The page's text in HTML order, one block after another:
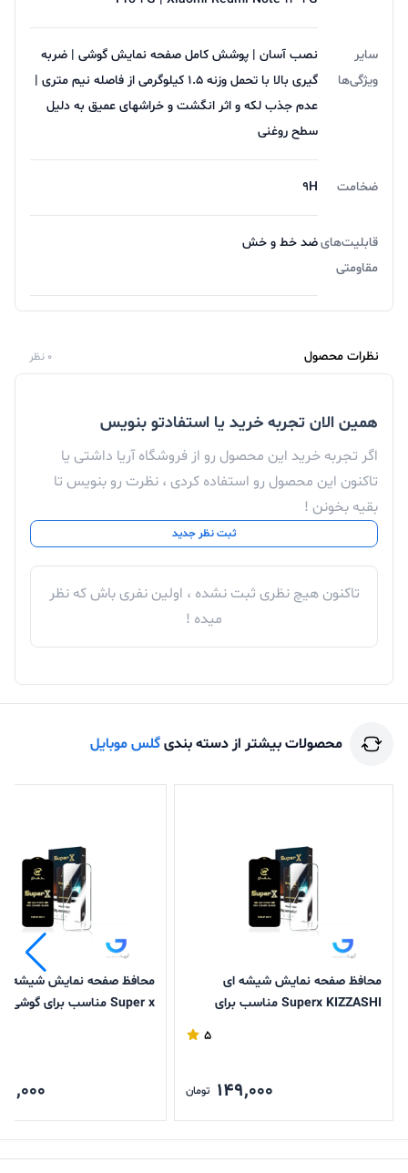
فروش لوازم جانبی موبایلبا پایین ترین قیمت در فروشگاه
اینترنتی آریا
محافظ صفحه نمایش SUPER-D
تجربه یه حس خوب از خرید ツ
سایر
ویژگی‌ها
نصب آسان | پوشش کامل صفحه نمایش گوشی | ضربه
گیری بالا با تحمل وزنه 1.5 کیلوگرمی از فاصله نیم متری |
عدم جذب لکه و اثر انگشت و خراشهای عمیق به دلیل
سطح روغنی
ضخامت 9H
قابلیت‌های
مقاومتی
ضد خط و خش
نظرات محصول 0 نظر
همین الان تجربه خرید یا استفادتو بنویس
اگر تجربه خرید این محصول رو از فروشگاه آریا داشتی یا
تاکنون این محصول رو استفاده کردی ، نظرت رو بنویس تا
بقیه بخونن !
ثبت نظر جدید
تاکنون هیچ نظری ثبت نشده ، اولین نفری باش که نظر
میده !
محصولات بیشتر از دسته بندیگلس موبایل
محافظ صفحه نمایش شیشه ای
Superx KIZZASHI مناسب برای
5
149,000 تومان
محافظ صفحه نمایش شیشه
Super x مناسب برای گوشی